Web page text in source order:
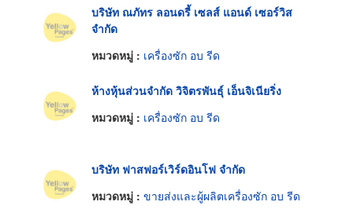
บริษัท ณภัทร ลอนดรี้ เซลส์ แอนด์ เซอร์วิส
จำกัด
หมวดหมู่ : เครื่องซัก อบ รีด
ห้างหุ้นส่วนจำกัด วิจิตรพันธุ์ เอ็นจิเนียริ่ง
หมวดหมู่ : เครื่องซัก อบ รีด
บริษัท ฟาสฟอร์เวิร์ดอินโฟ จำกัด
หมวดหมู่ : ขายส่งและผู้ผลิตเครื่องซัก อบ รีด